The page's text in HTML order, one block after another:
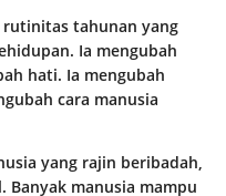
rutinitas tahunan yang
Ia mengubah
hati. Ia mengubah
cara manusia
yang rajin beribadah,
manusia mampu